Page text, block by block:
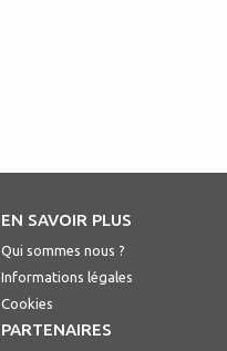
EN SAVOIR PLUS
Qui sommes nous ?
Informations légales
Cookies
PARTENAIRES